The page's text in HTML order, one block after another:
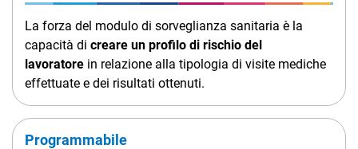
La forza del modulo di sorveglianza sanitaria è la
capacità di creare un profilo di rischio del
lavoratore in relazione alla tipologia di visite mediche
effettuate e dei risultati ottenuti.
Programmabile